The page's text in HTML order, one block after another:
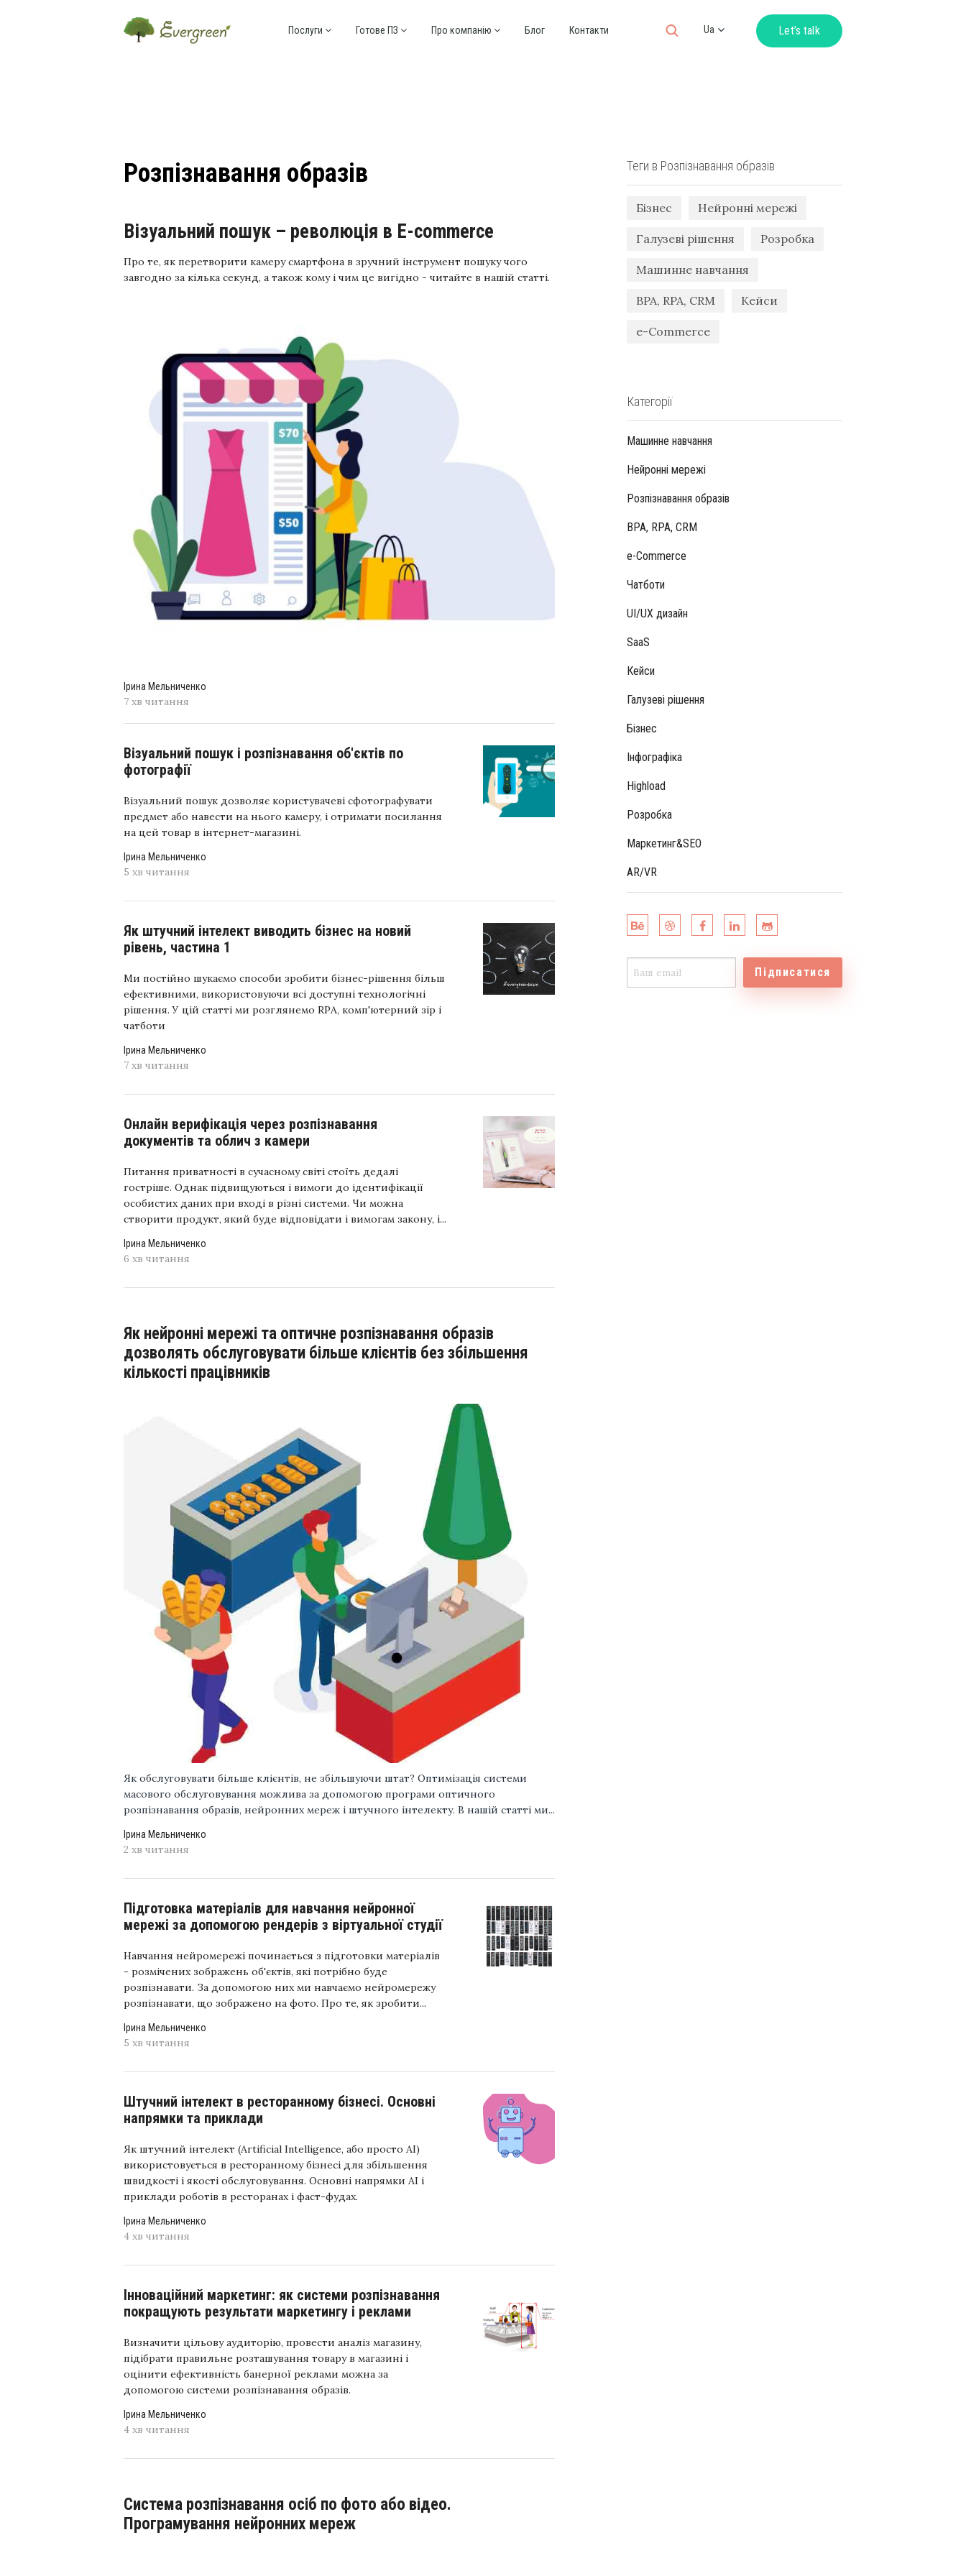
Послуги Готове ПЗ Про компанію Блог Контакти
Ua
Let’s talk
Розпізнавання образів
Візуальний пошук – революція в E-commerce
Про те, як перетворити камеру смартфона в зручний інструмент пошуку чого
завгодно за кілька секунд, а також кому і чим це вигідно - читайте в нашій статті.
Ірина Мельниченко
7 хв читання
Візуальний пошук і розпізнавання об'єктів по
фотографії
Візуальний пошук дозволяє користувачеві сфотографувати
предмет або навести на нього камеру, і отримати посилання
на цей товар в інтернет-магазині.
Ірина Мельниченко
5 хв читання
Як штучний інтелект виводить бізнес на новий
рівень, частина 1
Ми постійно шукаємо способи зробити бізнес-рішення більш
ефективними, використовуючи всі доступні технологічні
рішення. У цій статті ми розглянемо RPA, комп'ютерний зір і
чатботи
Ірина Мельниченко
7 хв читання
Онлайн верифікація через розпізнавання
документів та облич з камери
Питання приватності в сучасному світі стоїть дедалі
гостріше. Однак підвищуються і вимоги до ідентифікації
особистих даних при вході в різні системи. Чи можна
створити продукт, який буде відповідати і вимогам закону, і...
Ірина Мельниченко
6 хв читання
Як нейронні мережі та оптичне розпізнавання образів
дозволять обслуговувати більше клієнтів без збільшення
кількості працівників
Як обслуговувати більше клієнтів, не збільшуючи штат? Оптимізація системи
масового обслуговування можлива за допомогою програми оптичного
розпізнавання образів, нейронних мереж і штучного інтелекту. В нашій статті ми...
Ірина Мельниченко
2 хв читання
Підготовка матеріалів для навчання нейронної
мережі за допомогою рендерів з віртуальної студії
Навчання нейромережі починається з підготовки матеріалів
- розмічених зображень об'єктів, які потрібно буде
розпізнавати. За допомогою них ми навчаємо нейромережу
розпізнавати, що зображено на фото. Про те, як зробити...
Ірина Мельниченко
5 хв читання
Штучний інтелект в ресторанному бізнесі. Основні
напрямки та приклади
Як штучний інтелект (Artificial Intelligence, або просто AI)
використовується в ресторанному бізнесі для збільшення
швидкості і якості обслуговування. Основні напрямки AI і
приклади роботів в ресторанах і фаст-фудах.
Ірина Мельниченко
4 хв читання
Інноваційний маркетинг: як системи розпізнавання
покращують результати маркетингу і реклами
Визначити цільову аудиторію, провести аналіз магазину,
підібрати правильне розташування товару в магазині і
оцінити ефективність банерної реклами можна за
допомогою системи розпізнавання образів.
Ірина Мельниченко
4 хв читання
Система розпізнавання осіб по фото або відео.
Програмування нейронних мереж
Теги в Розпізнавання образів
Бізнес Нейронні мережі
Галузеві рішення Розробка
Машинне навчання
BPA, RPA, CRM Кейси
e-Commerce
Категорії
Машинне навчання
Нейронні мережі
Розпізнавання образів
BPA, RPA, CRM
e-Commerce
Чатботи
UI/UX дизайн
SaaS
Кейси
Галузеві рішення
Бізнес
Інфографіка
Highload
Розробка
Маркетинг&SEO
AR/VR
Підписатися